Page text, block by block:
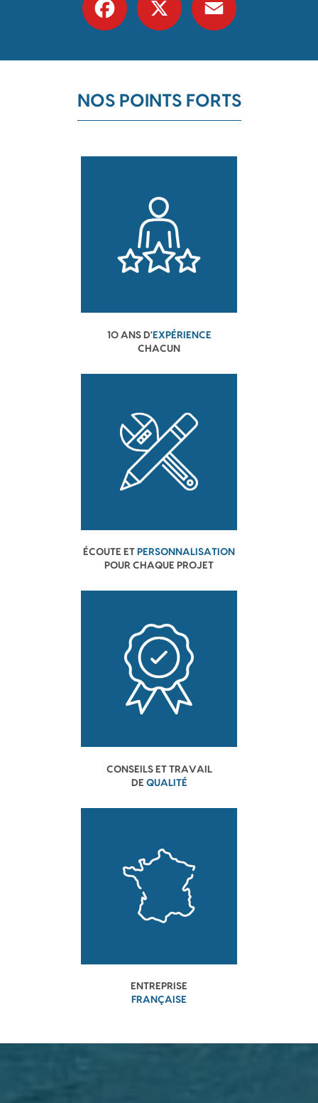
NOS POINTS FORTS
10 ANS D'EXPÉRIENCE
CHACUN
ÉCOUTE ET PERSONNALISATION
POUR CHAQUE PROJET
CONSEILS ET TRAVAIL
DE QUALITÉ
ENTREPRISE
FRANÇAISE